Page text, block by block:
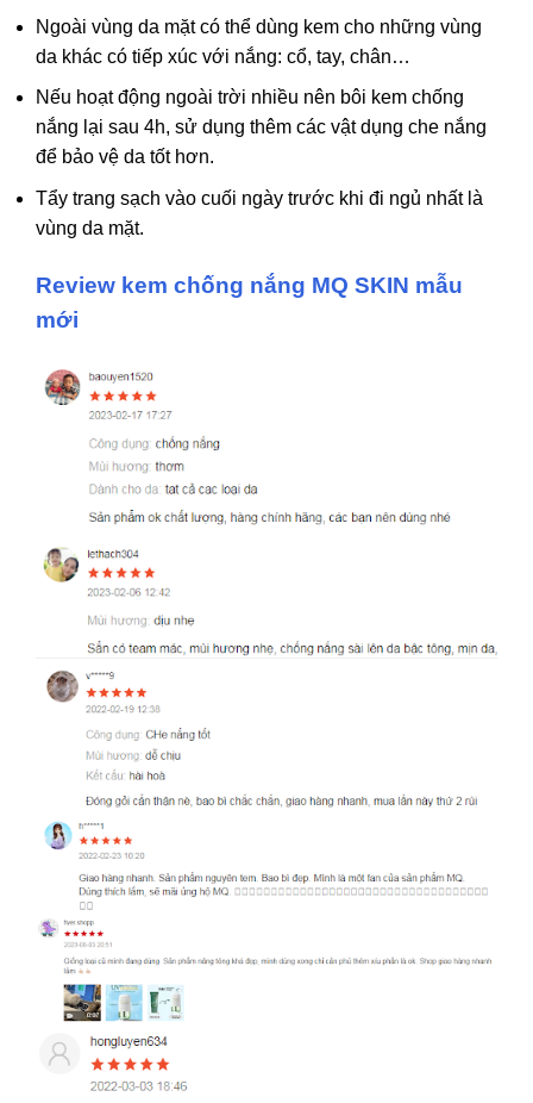
Ngoài vùng da mặt có thể dùng kem cho những vùng
da khác có tiếp xúc với nắng: cổ, tay, chân…
Nếu hoạt động ngoài trời nhiều nên bôi kem chống
nắng lại sau 4h, sử dụng thêm các vật dụng che nắng
để bảo vệ da tốt hơn.
Tẩy trang sạch vào cuối ngày trước khi đi ngủ nhất là
vùng da mặt.
Review kem chống nắng MQ SKIN mẫu
mới